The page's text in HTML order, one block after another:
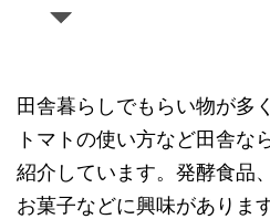
田舎暮らしでもらい物が多
トマトの使い方など田舎な
紹介しています。発酵食品
お菓子などに興味があります